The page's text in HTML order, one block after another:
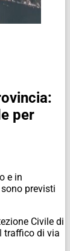
per
e in
previsti
Civile di
traffico di via